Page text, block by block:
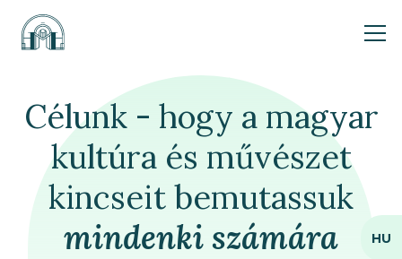
HU
Célunk - hogy a magyar
kultúra és művészet
kincseit bemutassuk
mindenki számára